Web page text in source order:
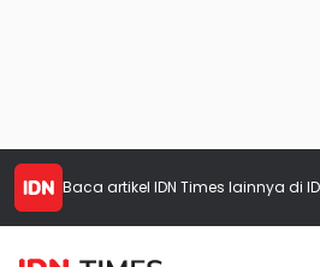
Baca artikel IDN Times lainnya di